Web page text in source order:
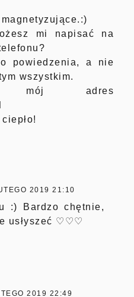
mi napisać na
powiedzenia, a nie
wszystkim.
mój adres
2019 21:10
:) Bardzo chętnie,
usłyszeć ♡♡♡
2019 22:49